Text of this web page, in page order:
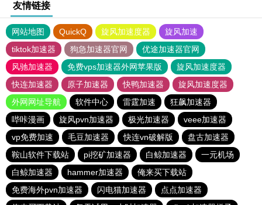
友情链接
网站地图 QuickQ 旋风加速度器
旋风加速
tiktok加速器
狗急加速器官网
优途加速器官网
风驰加速器
免费vps加速器外网苹果版
旋风加速度器
快连加速器
原子加速器 快鸭加速器
旋风加速度器
外网网址导航
软件中心 雷霆加速
狂飙加速器
哔咔漫画
旋风pvn加速器 极光加速器
veee加速器
vp免费加速
毛豆加速器 快连vn破解版
盘古加速器
鞍山软件下载站
pi挖矿加速器 白鲸加速器
一元机场
白鲸加速器
hammer加速器
俺来买下载站
免费海外pvn加速器
闪电猫加速器
点点加速器